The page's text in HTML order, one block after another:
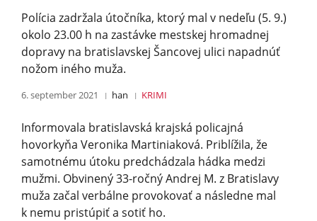
Polícia zadržala útočníka, ktorý mal v nedeľu (5. 9.)
okolo 23.00 h na zastávke mestskej hromadnej
dopravy na bratislavskej Šancovej ulici napadnúť
nožom iného muža.
6. september 2021 han KRIMI
Informovala bratislavská krajská policajná
hovorkyňa Veronika Martiniaková. Priblížila, že
samotnému útoku predchádzala hádka medzi
mužmi. Obvinený 33-ročný Andrej M. z Bratislavy
muža začal verbálne provokovať a následne mal
k nemu pristúpiť a sotiť ho.